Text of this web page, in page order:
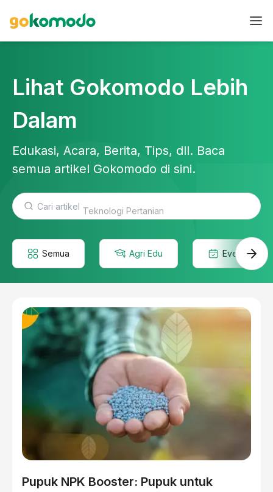
Lihat Gokomodo Lebih
Dalam
Edukasi, Acara, Berita, Tips, dll. Baca
semua artikel Gokomodo di sini.
Teknologi Pertanian
Semua Agri Edu Event
Pupuk NPK Booster: Pupuk untuk